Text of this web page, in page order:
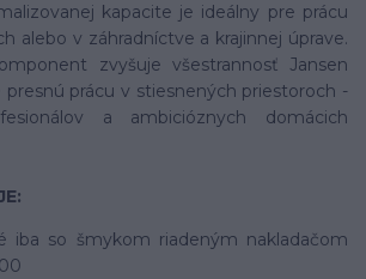
kapacite je ideálny pre prácu
alebo v záhradníctve a krajinnej úprave.
zvyšuje všestrannosť Jansen
presnú prácu v stiesnených priestoroch -
a ambicióznych domácich
iba so šmykom riadeným nakladačom